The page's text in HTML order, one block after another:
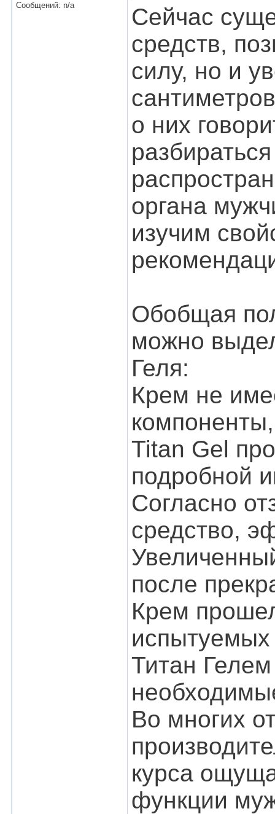
Сообщений: n/a
Сейчас
средств,
силу, но и
о них
органа
изучим
Обобщая
можно
Геля:
Крем не
Titan Gel
подробной
Согласно
средство,
после
Крем
Титан
Во многих
курса
функции